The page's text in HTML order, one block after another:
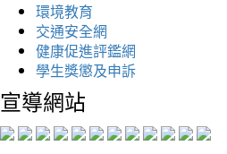
環境教育
交通安全網
健康促進評鑑網
學生獎懲及申訴
宣導網站